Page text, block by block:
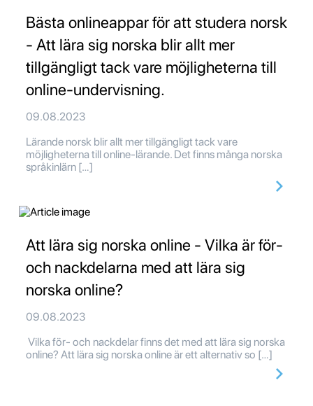
Bästa onlineappar för att studera norsk
- Att lära sig norska blir allt mer
tillgängligt tack vare möjligheterna till
online-undervisning.
09.08.2023
Lärande norsk blir allt mer tillgängligt tack vare
möjligheterna till online-lärande. Det finns många norska
språkinlärn […]
Att lära sig norska online - Vilka är för-
och nackdelarna med att lära sig
norska online?
09.08.2023
Vilka för- och nackdelar finns det med att lära sig norska
online? Att lära sig norska online är ett alternativ so […]